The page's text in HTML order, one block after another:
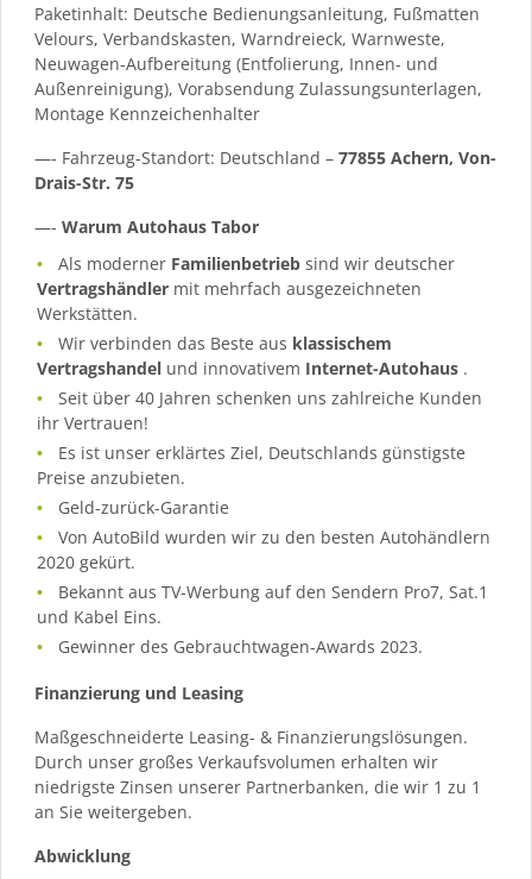
Paketinhalt: Deutsche Bedienungsanleitung, Fußmatten
Velours, Verbandskasten, Warndreieck, Warnweste,
Neuwagen-Aufbereitung (Entfolierung, Innen- und
Außenreinigung), Vorabsendung Zulassungsunterlagen,
Montage Kennzeichenhalter
—- Fahrzeug-Standort: Deutschland – 77855 Achern, Von-
Drais-Str. 75
—- Warum Autohaus Tabor
Als moderner Familienbetrieb sind wir deutscher
Vertragshändler mit mehrfach ausgezeichneten
Werkstätten.
Wir verbinden das Beste aus klassischem
Vertragshandel und innovativem Internet-Autohaus .
Seit über 40 Jahren schenken uns zahlreiche Kunden
ihr Vertrauen!
Es ist unser erklärtes Ziel, Deutschlands günstigste
Preise anzubieten.
Geld-zurück-Garantie
Von AutoBild wurden wir zu den besten Autohändlern
2020 gekürt.
Bekannt aus TV-Werbung auf den Sendern Pro7, Sat.1
und Kabel Eins.
Gewinner des Gebrauchtwagen-Awards 2023.
Finanzierung und Leasing
Maßgeschneiderte Leasing- & Finanzierungslösungen.
Durch unser großes Verkaufsvolumen erhalten wir
niedrigste Zinsen unserer Partnerbanken, die wir 1 zu 1
an Sie weitergeben.
Abwicklung